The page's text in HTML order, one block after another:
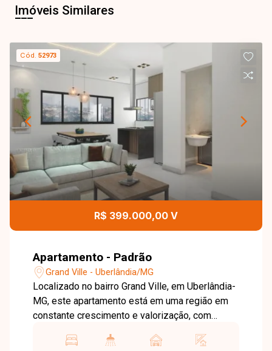
Imóveis Similares
Cód.52973
R$ 399.000,00 V
Apartamento - Padrão
Grand Ville - Uberlândia/MG
Localizado no bairro Grand Ville, em Uberlândia-
MG, este apartamento está em uma região em
constante crescimento e valorização, com
principais vias da cidade. Próximo a